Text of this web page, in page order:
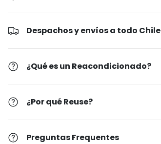
Despachos y envíos a todo Chile
¿Qué es un Reacondicionado?
¿Por qué Reuse?
Preguntas Frequentes